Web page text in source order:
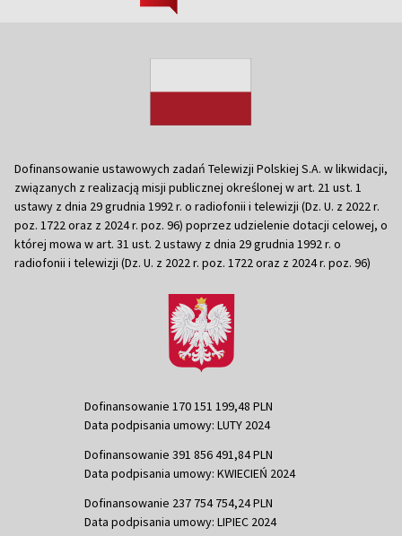
Dofinansowanie ustawowych zadań Telewizji Polskiej S.A. w likwidacji,
związanych z realizacją misji publicznej określonej w art. 21 ust. 1
ustawy z dnia 29 grudnia 1992 r. o radiofonii i telewizji (Dz. U. z 2022 r.
poz. 1722 oraz z 2024 r. poz. 96) poprzez udzielenie dotacji celowej, o
której mowa w art. 31 ust. 2 ustawy z dnia 29 grudnia 1992 r. o
radiofonii i telewizji (Dz. U. z 2022 r. poz. 1722 oraz z 2024 r. poz. 96)
Dofinansowanie 170 151 199,48 PLN
Data podpisania umowy: LUTY 2024
Dofinansowanie 391 856 491,84 PLN
Data podpisania umowy: KWIECIEŃ 2024
Dofinansowanie 237 754 754,24 PLN
Data podpisania umowy: LIPIEC 2024